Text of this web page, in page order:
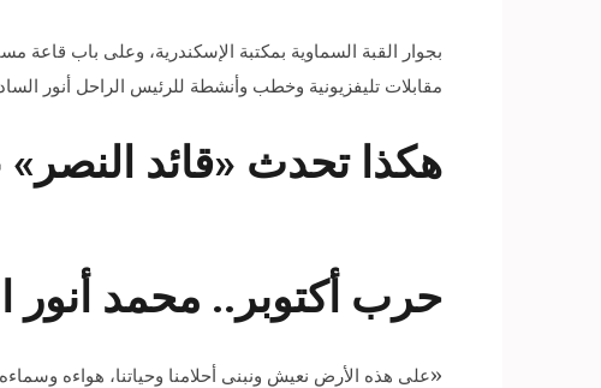
مقابلات تليفزيونية وخطب وأنشطة للرئيس الراحل أنور
هكذا تحدث «قائد النصر»
حرب أكتوبر.. محمد أنور
«على هذه الأرض نعيش ونبنى أحلامنا وحياتنا، هواءه